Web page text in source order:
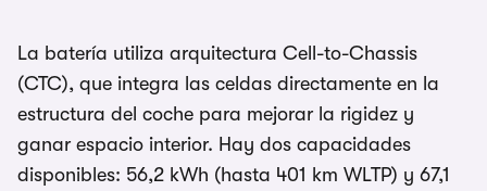
La batería utiliza arquitectura Cell-to-Chassis
(CTC), que integra las celdas directamente en la
estructura del coche para mejorar la rigidez y
ganar espacio interior. Hay dos capacidades
disponibles: 56,2 kWh (hasta 401 km WLTP) y 67,1